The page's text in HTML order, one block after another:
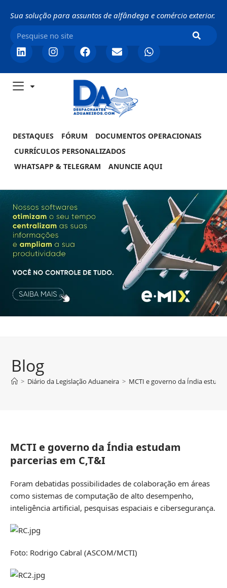
Sua solução para assuntos de alfândega e comércio exterior.
DESTAQUES FÓRUM
DOCUMENTOS OPERACIONAIS
CURRÍCULOS PERSONALIZADOS
WHATSAPP & TELEGRAM
ANUNCIE AQUI
Blog
> Diário da Legislação Aduaneira > MCTI e governo da Índia
MCTI e governo da Índia estudam
parcerias em C,T&I
Foram debatidas possibilidades de colaboração em áreas
como sistemas de computação de alto desempenho,
inteligência artificial, pesquisas espaciais e cibersegurança.
Foto: Rodrigo Cabral (ASCOM/MCTI)